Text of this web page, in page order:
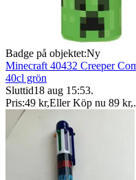
Badge på objektet:Ny
Minecraft 40432 Creeper
40cl grön
Sluttid18 aug 15:53.
Pris:49 kr,Eller Köp nu 89 kr,.